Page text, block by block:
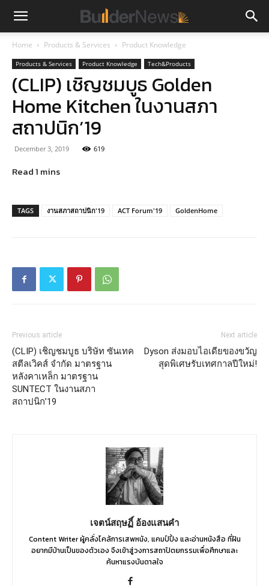
Home Products & Services Product Knowledge
Products & Services Product Knowledge Tech&Products
(CLIP) เชิญชมบูธ Golden
Home Kitchen ในงานสภา
สถาปนิก’19
December 3, 2019 619
TAGS งานสภาสถาปนิก'19 ACT Forum'19 GoldenHome
Previous article
(CLIP) เชิญชมบูธ บริษัท ซันเทค
สตีลเวิคส์ จำกัด มาตรฐาน
หลังคาเหล็ก มาตรฐาน
SUNTECT ในงานสภา
สถาปนิก’19
Next article
Dyson ส่งมอบไอเดียของขวัญ
สุดพิเศษรับเทศกาลปีใหม่!
เจตน์สฤษฏิ์ อ้องแสนคำ
Content Writer ผู้คลั่งไคล้การเสพหนัง, แคมป์ปิ้ง และอ่านหนังสือ ที่ฝัน
อยากมีบ้านเป็นของตัวเอง จึงเข้าสู่วงการสถาปัตยกรรมเพื่อศึกษาและ
ค้นหาแรงบันดาลใจ